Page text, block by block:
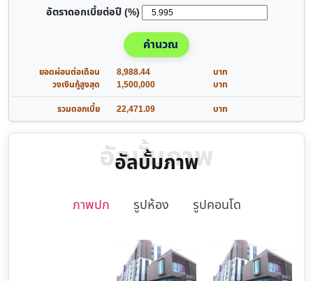
อัตราดอกเบี้ยต่อปี (%)
คำนวณ
ยอดผ่อนต่อเดือน 8,988.44
บาท
วงเงินกู้สูงสุด
1,500,000
บาท
รวมดอกเบี้ย
22,471.09 บาท
อัลบั้มภาพ
อัลบั้มภาพ
ภาพปก รูปห้อง รูปคอนโด